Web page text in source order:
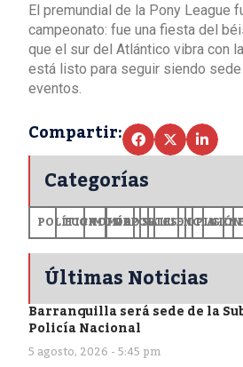
El premundial de la Pony League
campeonato: fue una fiesta del
que el sur del Atlántico vibra con
está listo para seguir siendo
eventos.
Compartir:
Categorías
POLÍTICA
ECONOMÍA
MUNDODEPORTES
SALUDCIENCIA
OPINIÓN
Últimas Noticias
Barranquilla será sede de la
Policía Nacional
5 agosto, 2026 - 5:45 pm